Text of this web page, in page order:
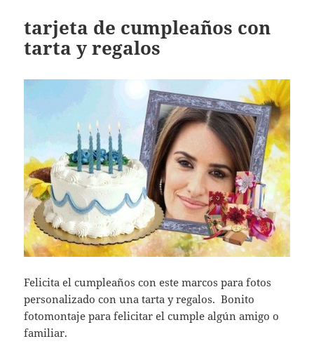
tarjeta de cumpleaños con
tarta y regalos
Felicita el cumpleaños con este marcos para fotos
personalizado con una tarta y regalos. Bonito
fotomontaje para felicitar el cumple algún amigo o
familiar.